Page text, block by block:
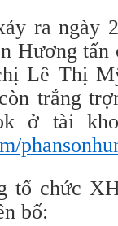
ra ngày
Hương
Lê Thị
trắng
ở tài
tổ chức
bố: